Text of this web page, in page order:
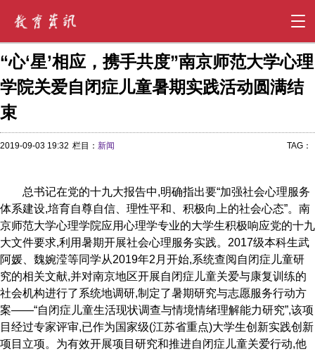
“心‘星’相应，携手共度”南京师范大学心理
学院关爱自闭症儿童暑期实践活动圆满结
束
2019-09-03 19:32 栏目： 新闻 TAG：
总书记在党的十九大报告中,明确指出要“加强社会心理服务
体系建设,培育自尊自信、理性平和、积极向上的社会心态”。南
京师范大学心理学院应用心理学专业的大学生积极响应党的十九
大文件要求,利用暑期开展社会心理服务实践。2017级本科生武
阿媛、魏婉滢等同学从2019年2月开始,系统查阅自闭症儿童研
究的相关文献,并对南京地区开展自闭症儿童关爱与康复训练的
社会机构进行了系统地调研,制定了暑期研究与志愿服务行动方
案——“自闭症儿童生活现状调查与情境情绪理解能力研究”,该项
目经过专家评审,已作为国家级(江苏省重点)大学生创新实践创新
项目立项。为有效开展项目研究和推进自闭症儿童关爱行动,他